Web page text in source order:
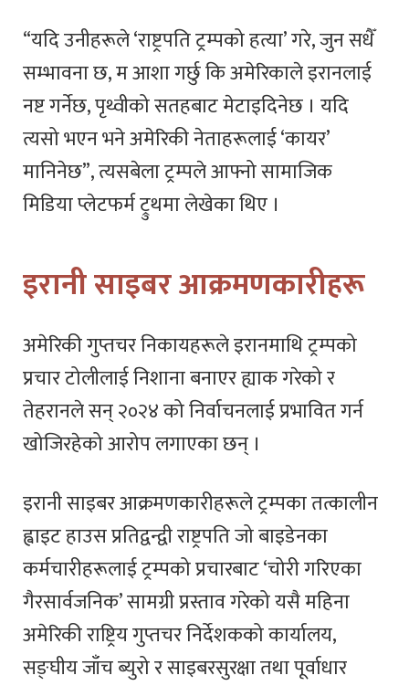
“यदि उनीहरूले ‘राष्ट्रपति ट्रम्पको हत्या’ गरे, जुन सधैँ
सम्भावना छ, म आशा गर्छु कि अमेरिकाले इरानलाई
नष्ट गर्नेछ, पृथ्वीको सतहबाट मेटाइदिनेछ । यदि
त्यसो भएन भने अमेरिकी नेताहरूलाई ‘कायर’
मानिनेछ”, त्यसबेला ट्रम्पले आफ्नो सामाजिक
मिडिया प्लेटफर्म ट्रुथमा लेखेका थिए ।
इरानी साइबर आक्रमणकारीहरू
अमेरिकी गुप्तचर निकायहरूले इरानमाथि ट्रम्पको
प्रचार टोलीलाई निशाना बनाएर ह्याक गरेको र
तेहरानले सन् २०२४ को निर्वाचनलाई प्रभावित गर्न
खोजिरहेको आरोप लगाएका छन् ।
इरानी साइबर आक्रमणकारीहरूले ट्रम्पका तत्कालीन
ह्वाइट हाउस प्रतिद्वन्द्वी राष्ट्रपति जो बाइडेनका
कर्मचारीहरूलाई ट्रम्पको प्रचारबाट ‘चोरी गरिएका
गैरसार्वजनिक’ सामग्री प्रस्ताव गरेको यसै महिना
अमेरिकी राष्ट्रिय गुप्तचर निर्देशकको कार्यालय,
सङ्घीय जाँच ब्युरो र साइबरसुरक्षा तथा पूर्वाधार